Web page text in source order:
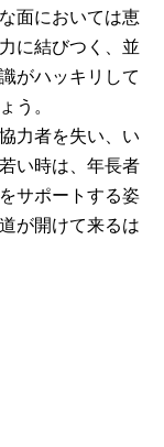
面においては恵
に結びつく、並
がハッキリして
う。
力者を失い、い
い時は、年長者
サポートする姿
が開けて来るは